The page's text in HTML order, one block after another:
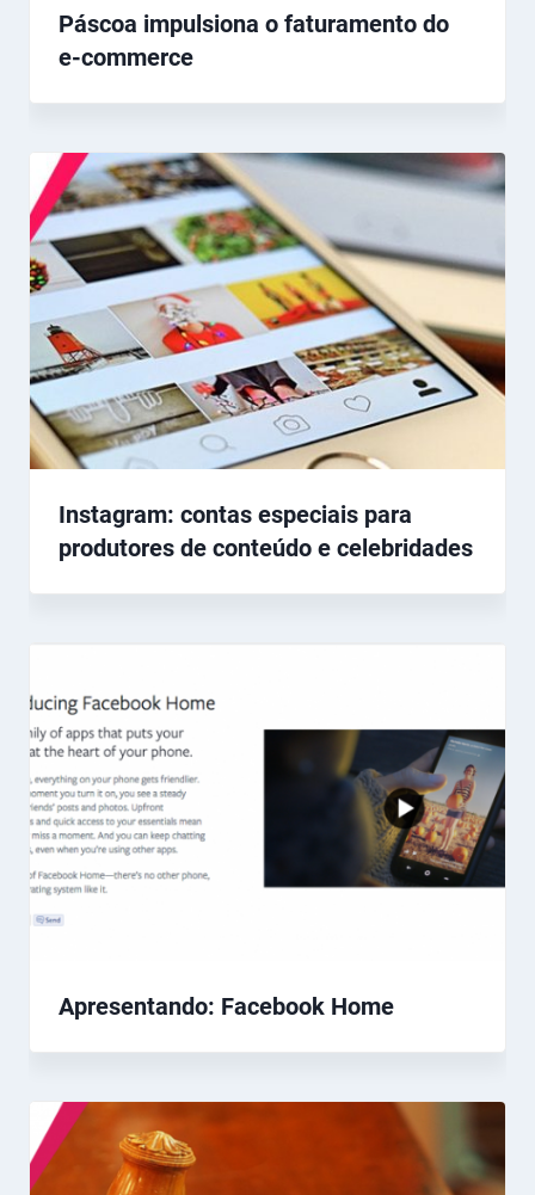
Páscoa impulsiona o faturamento do
e-commerce
Instagram: contas especiais para
produtores de conteúdo e celebridades
Apresentando: Facebook Home